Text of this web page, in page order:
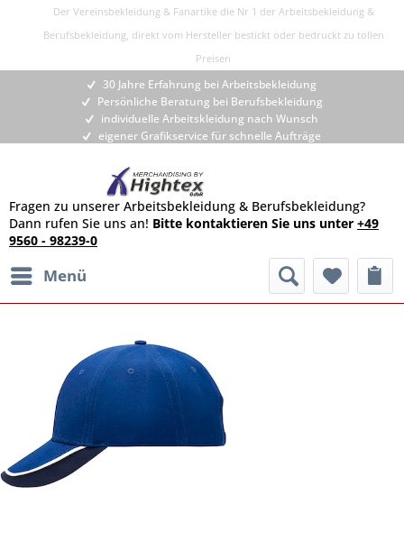
Der Vereinsbekleidung & Fanartike die Nr 1 der Arbeitsbekleidung &
Berufsbekleidung, direkt vom Hersteller bestickt oder bedruckt zu tollen
Preisen
30 Jahre Erfahrung bei Arbeitsbekleidung
Persönliche Beratung bei Berufsbekleidung
individuelle Arbeitskleidung nach Wunsch
eigener Grafikservice für schnelle Aufträge
Fragen zu unserer Arbeitsbekleidung & Berufsbekleidung?
Dann rufen Sie uns an! Bitte kontaktieren Sie uns unter +49
9560 - 98239-0
Menü